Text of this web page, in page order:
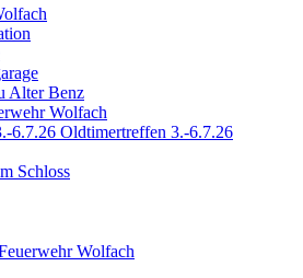
Alter Benz
Wolfach
Oldtimertreffen 3.-6.7.26
Schloss